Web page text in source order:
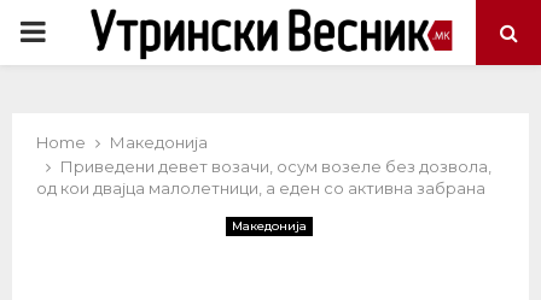
PRIMARY
Home
Македонија
Приведени девет возачи, осум возеле без дозвола,
од кои двајца малолетници, а еден со активна забрана
Македонија